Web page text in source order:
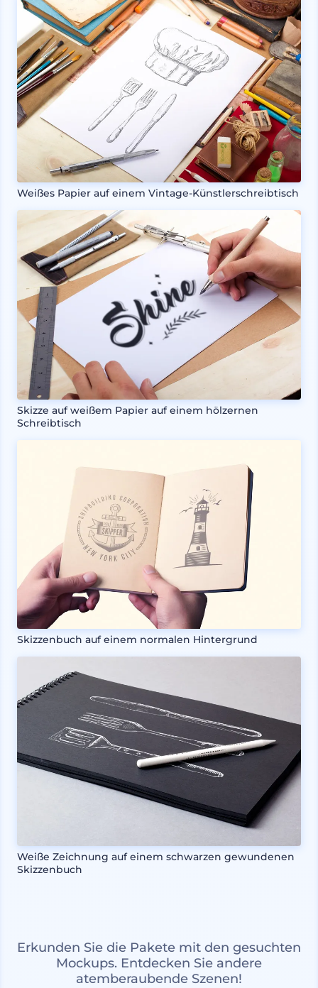
Weißes Papier auf einem Vintage-Künstlerschreibtisch
Skizze auf weißem Papier auf einem hölzernen
Schreibtisch
Skizzenbuch auf einem normalen Hintergrund
Weiße Zeichnung auf einem schwarzen gewundenen
Skizzenbuch
Erkunden Sie die Pakete mit den gesuchten
Mockups. Entdecken Sie andere
atemberaubende Szenen!